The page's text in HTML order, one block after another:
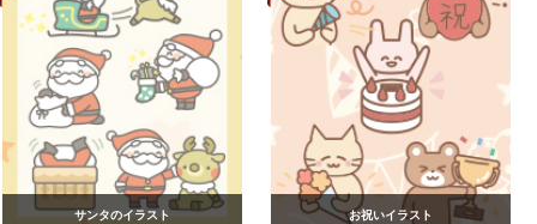
サンタのイラスト お祝いイラスト